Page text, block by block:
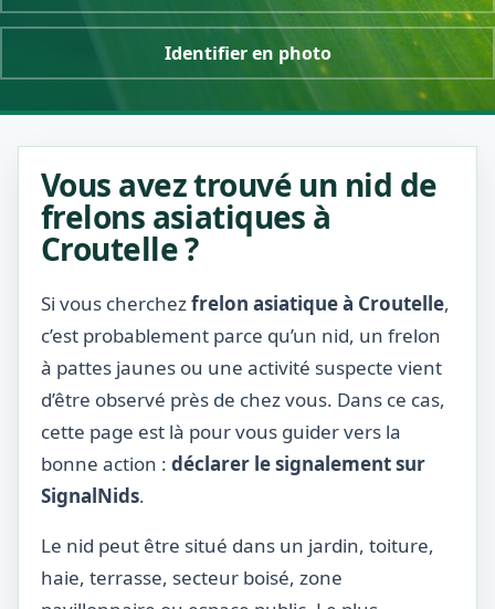
Identifier en photo
Vous avez trouvé un nid de
frelons asiatiques à
Croutelle ?
Si vous cherchezfrelon asiatique à Croutelle,
c’est probablement parce qu’un nid, un frelon
à pattes jaunes ou une activité suspecte vient
d’être observé près de chez vous. Dans ce cas,
cette page est là pour vous guider vers la
bonne action : déclarer le signalement sur
SignalNids.
Le nid peut être situé dans un jardin, toiture,
haie, terrasse, secteur boisé, zone